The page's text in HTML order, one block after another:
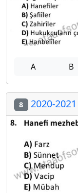
A B
8 2020-2021